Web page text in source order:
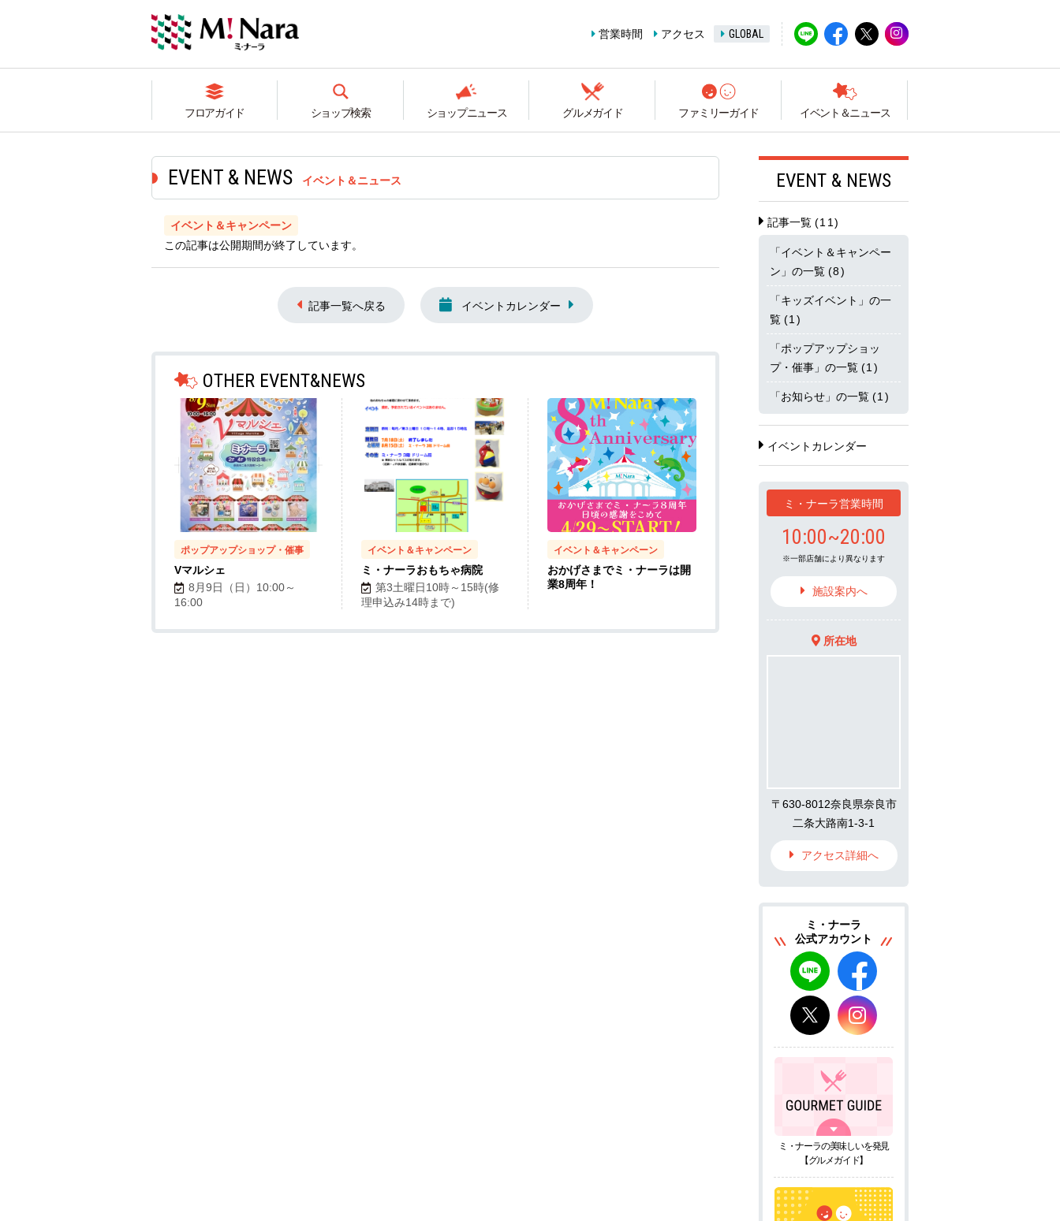
営業時間 アクセス GLOBAL
フロアガイド ショップ検索 ショップニュース グルメガイド ファミリーガイド イベント＆ニュース
イベント＆ニュース
イベント＆キャンペーン
この記事は公開期間が終了しています。
記事一覧へ戻る イベントカレンダー
OTHER EVENT&NEWS
ポップアップショップ・催事
Vマルシェ
8月9日（日）10:00～
16:00
イベント＆キャンペーン
ミ・ナーラおもちゃ病院
第3土曜日10時～15時(修
理申込み14時まで)
イベント＆キャンペーン
おかげさまでミ・ナーラは開
業8周年！
EVENT & NEWS
記事一覧 (11)
「イベント＆キャンペー
ン」の一覧 (8)
「キッズイベント」の一
覧 (1)
「ポップアップショッ
プ・催事」の一覧 (1)
「お知らせ」の一覧 (1)
イベントカレンダー
ミ・ナーラ営業時間
10:00~20:00
一部店舗により異なります
施設案内へ
所在地
〒630-8012奈良県奈良市
二条大路南1-3-1
アクセス詳細へ
ミ・ナーラ
公式アカウント
ミ・ナーラの美味しいを発見
【グルメガイド】